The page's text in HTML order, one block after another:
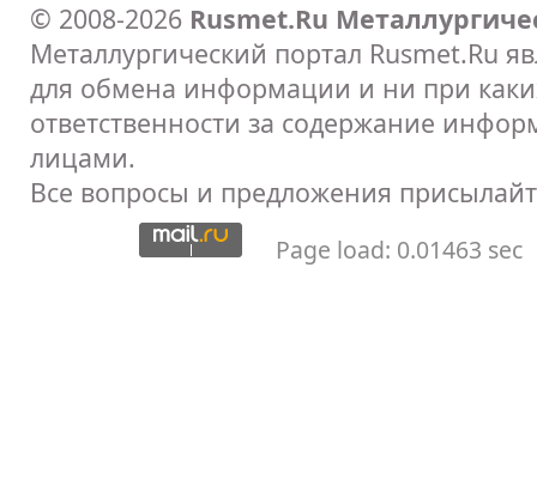
© 2008-2026 Rusmet.Ru
Металлургический портал Rusmet.Ru
для обмена информации и ни при
ответственности за содержание
лицами.
Все вопросы и предложения
Page load: 0.01463 sec